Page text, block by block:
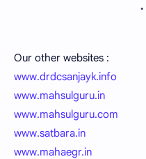
Our other websites :
www.drdcsanjayk.info
www.mahsulguru.in
www.mahsulguru.com
www.satbara.in
www.mahaegr.in